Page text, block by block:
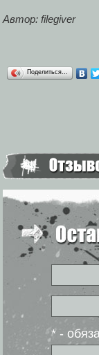
Автор: filegiver
Поделиться…
* -